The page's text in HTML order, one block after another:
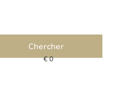
Chercher